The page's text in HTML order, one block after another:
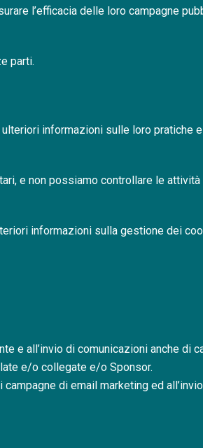
l’efficacia delle loro campagne
parti.
informazioni sulle loro pratiche
e non possiamo controllare le
informazioni sulla gestione dei
e all’invio di comunicazioni anche di
e/o collegate e/o Sponsor.
di email marketing ed